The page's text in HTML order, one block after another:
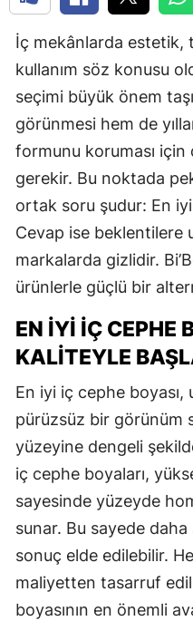
İç mekânlarda estetik,
kullanım söz konusu
seçimi büyük önem
görünmesi hem de
formunu koruması için
gerekir. Bu noktada
ortak soru şudur: En
Cevap ise beklentilere
markalarda gizlidir.
ürünlerle güçlü bir
EN İYI İÇ CEPHE
KALITEYLE
En iyi iç cephe boyası,
pürüzsüz bir görünüm
yüzeyine dengeli
iç cephe boyaları,
sayesinde yüzeyde
sunar. Bu sayede
sonuç elde edilebilir.
maliyetten tasarruf
boyasının en önemli